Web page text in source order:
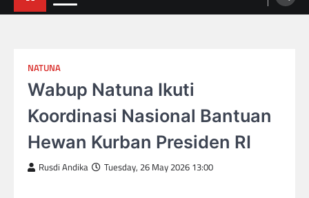
NATUNA
Wabup Natuna Ikuti
Koordinasi Nasional Bantuan
Hewan Kurban Presiden RI
Rusdi Andika Tuesday, 26 May 2026 13:00